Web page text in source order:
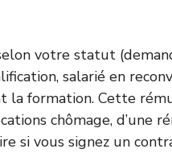
votre statut
salarié en
la formation. Cette
chômage, d’une
si vous signez un